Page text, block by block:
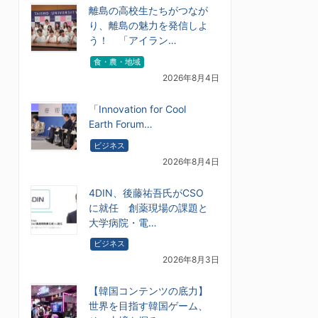
離島の高校生たちがつなが
り、離島の魅力を発信しよ
う！ 「アイラン…
食・農・地域
2026年8月4日
「Innovation for Cool
Earth Forum…
ビジネス
2026年8月4日
4DIN、後藤祐吾氏がCSO
に就任 創薬現場の課題と
大学病院・電…
ビジネス
2026年8月3日
【韓国コンテンツの底力】
世界を目指す韓国ゲーム、